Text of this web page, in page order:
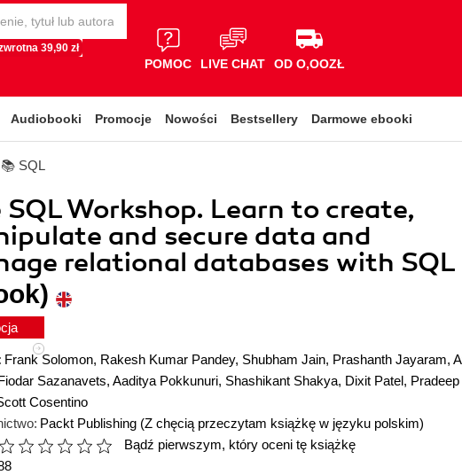
39,90 zł
POMOC LIVE CHAT OD O,OOZŁ
Audiobooki Promocje Nowości Bestsellery Darmowe ebooki
📚 SQL
SQL Workshop. Learn to create,
and secure data and
relational databases with SQL
Frank Solomon, Rakesh Kumar Pandey, Shubham Jain, Prashanth Jayaram,
Sazanavets, Aaditya Pokkunuri, Shashikant Shakya, Dixit Patel,
Cosentino
Packt Publishing (Z chęcią przeczytam książkę w języku polskim)
Bądź pierwszym, który oceni tę książkę